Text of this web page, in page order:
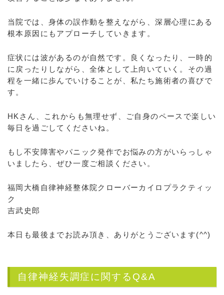
当院では、身体の誤作動を整えながら、深層心理にある
根本原因にもアプローチしていきます。
症状には波があるのが自然です。良くなったり、一時的
に戻ったりしながら、全体として上向いていく。その過
程を一緒に歩んでいけることが、私たち施術者の喜びで
す。
HKさん、これからも無理せず、ご自身のペースで楽しい
毎日を過ごしてくださいね。
もし不安障害やパニック発作でお悩みの方がいらっしゃ
いましたら、ぜひ一度ご相談ください。
福岡大橋自律神経整体院クローバーカイロプラクティッ
ク
吉武史郎
本日も最後までお読み頂き、ありがとうございます(^^)
自律神経失調症に関するQ&A